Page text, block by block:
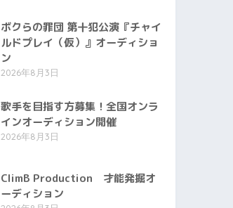
ボクらの罪団 第十犯公演『チャイ
ルドプレイ（仮）』オーディショ
ン
2026年8月3日
歌手を目指す方募集！全国オンラ
インオーディション開催
2026年8月3日
ClimB Production 才能発掘オ
ーディション